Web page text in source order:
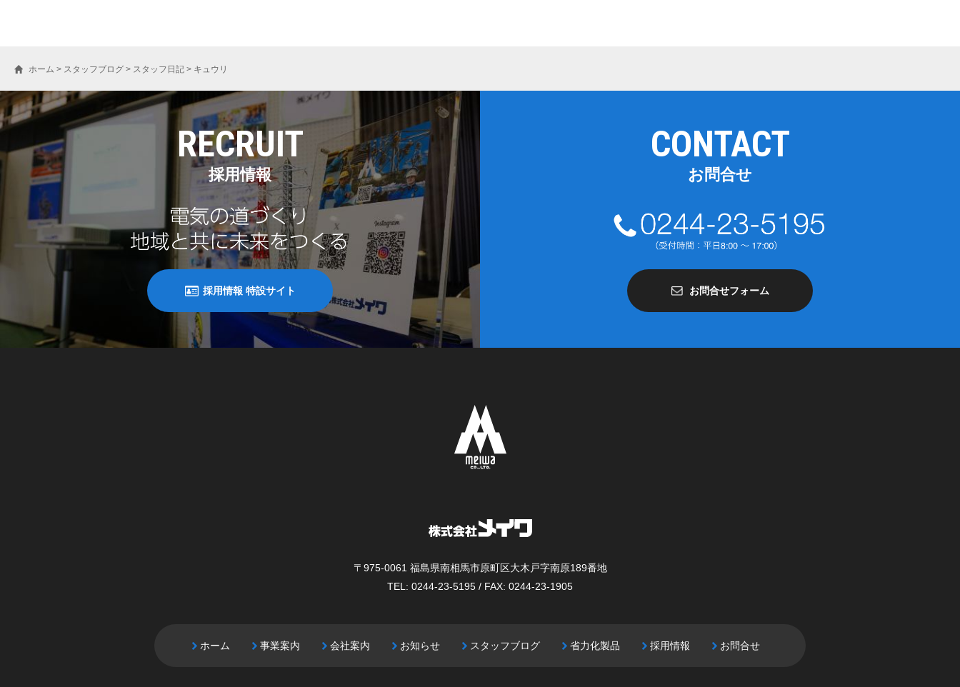
ホーム > スタッフブログ > スタッフ日記 > キュウリ
RECRUIT
採用情報
採用情報 特設サイト
CONTACT
お問合せ
お問合せフォーム
〒975-0061 福島県南相馬市原町区大木戸字南原189番地
TEL: 0244-23-5195 / FAX: 0244-23-1905
ホーム 事業案内 会社案内 お知らせ スタッフブログ 省力化製品 採用情報 お問合せ